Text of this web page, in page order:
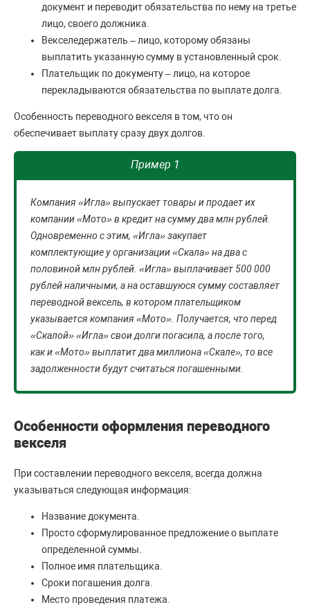
документ и переводит обязательства по нему на третье
лицо, своего должника.
Векселедержатель – лицо, которому обязаны
выплатить указанную сумму в установленный срок.
Плательщик по документу – лицо, на которое
перекладываются обязательства по выплате долга.
Особенность переводного векселя в том, что он
обеспечивает выплату сразу двух долгов.
Пример 1
Компания «Игла» выпускает товары и продает их
компании «Мото» в кредит на сумму два млн рублей.
Одновременно с этим, «Игла» закупает
комплектующие у организации «Скала» на два с
половиной млн рублей. «Игла» выплачивает 500 000
рублей наличными, а на оставшуюся сумму составляет
переводной вексель, в котором плательщиком
указывается компания «Мото». Получается, что перед
«Скалой» «Игла» свои долги погасила, а после того,
как и «Мото» выплатит два миллиона «Скале», то все
задолженности будут считаться погашенными.
Особенности оформления переводного
векселя
При составлении переводного векселя, всегда должна
указываться следующая информация:
Название документа.
Просто сформулированное предложение о выплате
определенной суммы.
Полное имя плательщика.
Сроки погашения долга.
Место проведения платежа.